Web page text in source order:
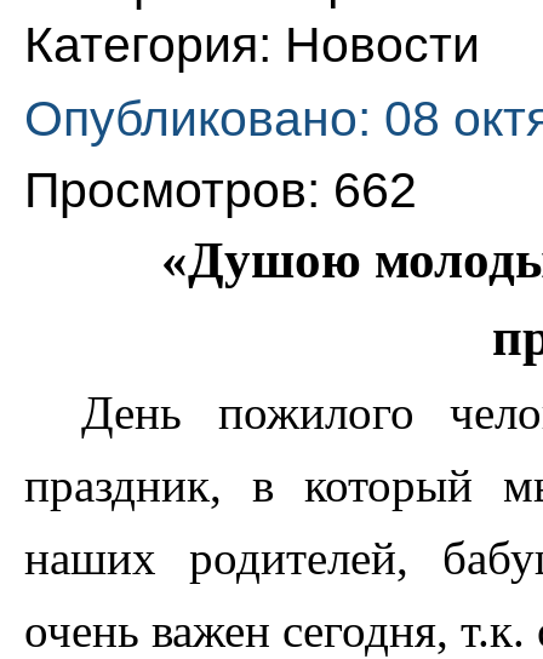
Категория: Новости
Опубликовано: 08
Просмотров: 662
«Душою молоды
День пожилого
праздник, в который
наших родителей,
очень важен сегодня,